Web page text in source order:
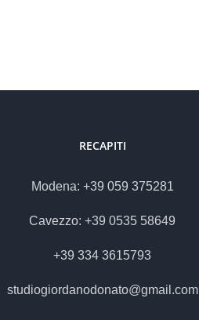
RECAPITI
Modena: +39 059 375281
Cavezzo: +39 0535 58649
+39 334 3615793
studiogiordanodonato@gmail.com